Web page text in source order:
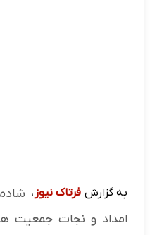
به گزارش فرتاک نیوز ،
امداد و نجات جمعیت